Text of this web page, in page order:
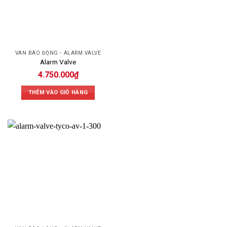
VAN BÁO ĐỘNG - ALARM VALVE
Alarm Valve
4.750.000₫
THÊM VÀO GIỎ HÀNG